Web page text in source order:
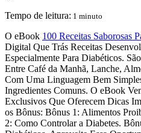
Tempo de leitura: 1 minuto
O eBook 100 Receitas Saborosas
Digital Que Trás Receitas
Especialmente Para Diabéticos.
Entre Café da Manhã, Lanche,
Com Uma Linguagem Bem
Ingredientes Comuns. O eBook
Exclusivos Que Oferecem Dicas
os Bônus: Bônus 1: Alimentos
2: Como Controlar a Diabetes.